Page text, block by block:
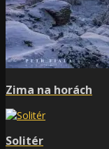
Zima na horách
Solitér